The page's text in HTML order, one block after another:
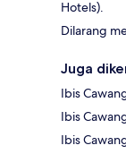
Hotels).
Dilarang
Juga
Ibis
Ibis
Ibis